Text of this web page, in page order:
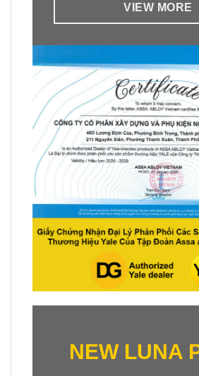
VIEW MORE
NEW LUNA